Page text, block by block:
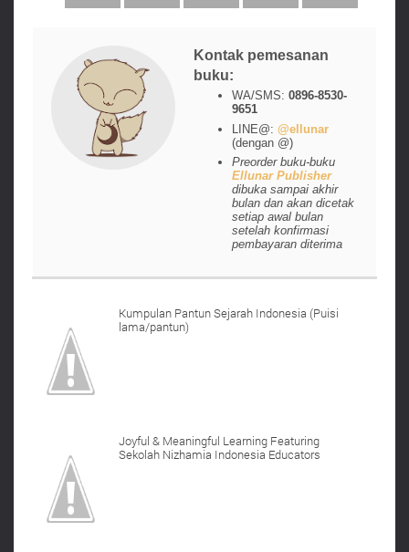
Kontak pemesanan
buku:
WA/SMS:0896-8530-
9651
LINE@:@ellunar
(dengan @)
Preorder buku-buku
Ellunar Publisher
dibuka sampai akhir
bulan dan akan dicetak
setiap awal bulan
setelah konfirmasi
pembayaran diterima
Kumpulan Pantun Sejarah Indonesia (Puisi
lama/pantun)
Joyful & Meaningful Learning Featuring
Sekolah Nizhamia Indonesia Educators